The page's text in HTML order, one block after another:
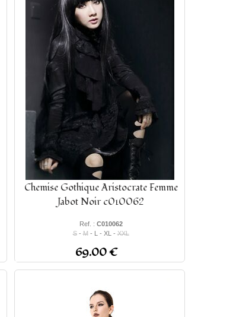
Chemise Gothique Aristocrate Femme
Jabot Noir c010062
Ref. : C010062
S-M- L - XL -XXL
69.00 €